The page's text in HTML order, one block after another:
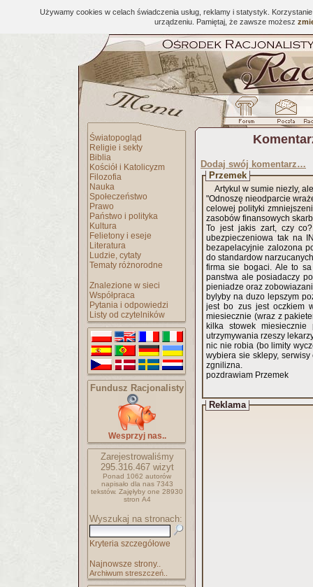
Używamy cookies w celach świadczenia usług, reklamy i statystyk.
urządzeniu. Pamiętaj, że zawsze możesz
Światopogląd
Religie i sekty
Biblia
Kościół i Katolicyzm
Filozofia
Nauka
Społeczeństwo
Prawo
Państwo i polityka
Kultura
Felietony i eseje
Literatura
Ludzie, cytaty
Tematy różnorodne
Znalezione w sieci
Współpraca
Pytania i odpowiedzi
Listy od czytelników
Fundusz Racjonalisty
Wesprzyj nas..
Zarejestrowaliśmy
295.316.467wizyt
Ponad 1062 autorów
napisało dla nas 7343
tekstów. Zajęłyby one 28930
stron A4
Wyszukaj na stronach:
Kryteria szczegółowe
Najnowsze strony..
Archiwum streszczeń..
Dodaj swój komentarz…
Przemek
Artykul w sumie niezly,
"Odnoszę nieodparcie
celowej polityki
zasobów finansowych
To jest jakis zart, czy
ubezpieczeniowa tak na
bezapelacyjnie zalozona
do standardow
firma sie bogaci. Ale to
panstwa ale posiadaczy
pieniadze oraz
bylyby na duzo lepszym
jest bo zus jest oczkiem
miesiecznie (wraz z
kilka stowek
utrzymywania rzeszy
nic nie robia (bo limity
wybiera sie sklepy,
zgnilizna.
pozdrawiam Przemek
Reklama